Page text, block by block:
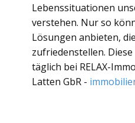
Lebenssituationen
verstehen. Nur so
Lösungen anbieten,
zufriedenstellen.
täglich bei RELAX-
Latten GbR -